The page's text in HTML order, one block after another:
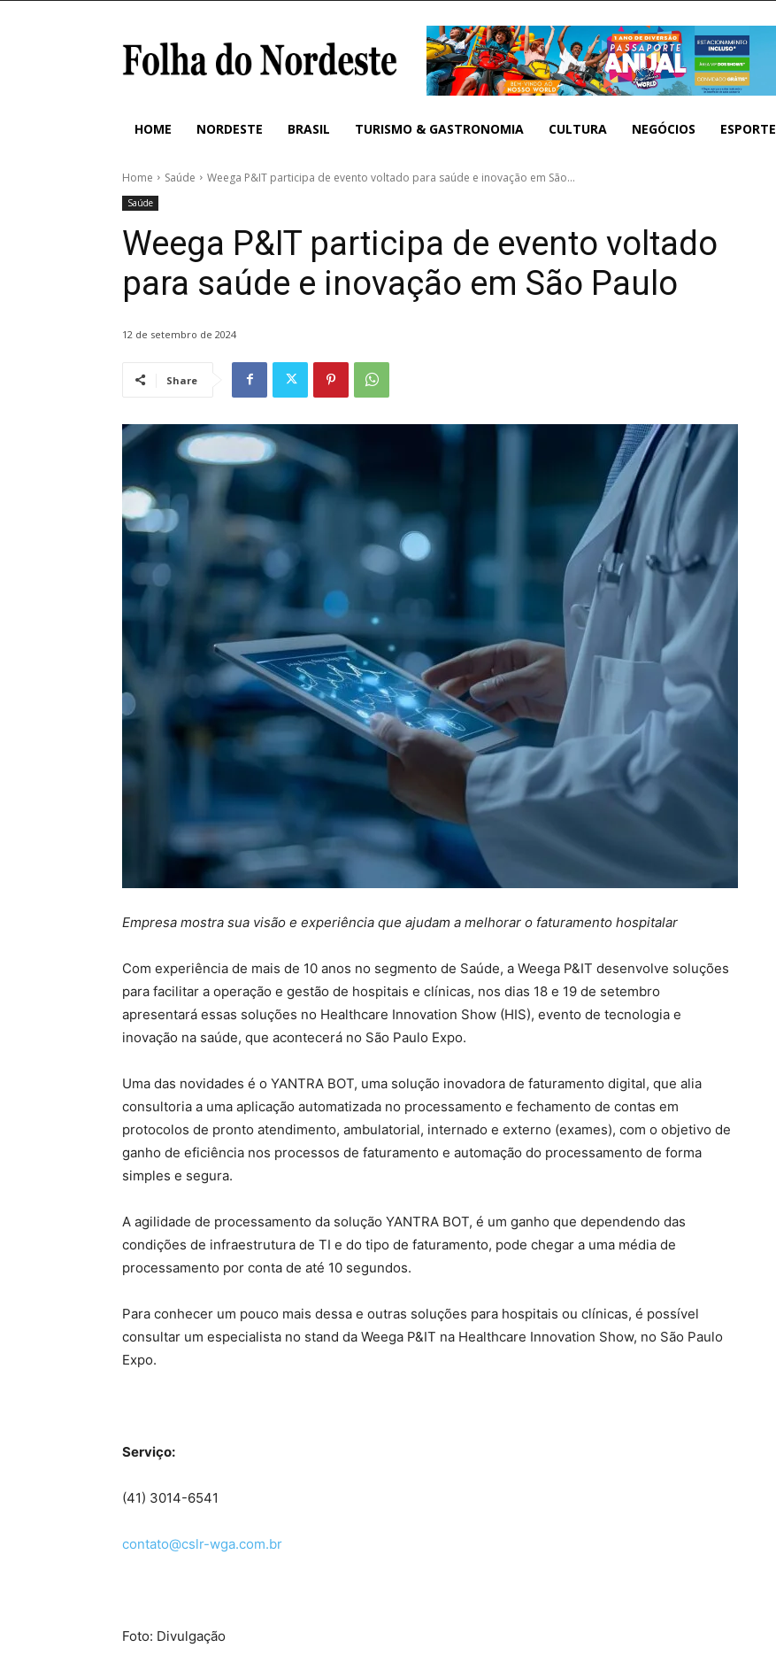
HOME NORDESTE BRASIL TURISMO & GASTRONOMIA CULTURA NEGÓCIOS ESPORTE
Home Saúde Weega P&IT participa de evento voltado para saúde e inovação em São...
Saúde
Weega P&IT participa de evento voltado
para saúde e inovação em São Paulo
12 de setembro de 2024
Share
Empresa mostra sua visão e experiência que ajudam a melhorar o faturamento hospitalar
Com experiência de mais de 10 anos no segmento de Saúde, a Weega P&IT desenvolve soluções
para facilitar a operação e gestão de hospitais e clínicas, nos dias 18 e 19 de setembro
apresentará essas soluções no Healthcare Innovation Show (HIS), evento de tecnologia e
inovação na saúde, que acontecerá no São Paulo Expo.
Uma das novidades é o YANTRA BOT, uma solução inovadora de faturamento digital, que alia
consultoria a uma aplicação automatizada no processamento e fechamento de contas em
protocolos de pronto atendimento, ambulatorial, internado e externo (exames), com o objetivo de
ganho de eficiência nos processos de faturamento e automação do processamento de forma
simples e segura.
A agilidade de processamento da solução YANTRA BOT, é um ganho que dependendo das
condições de infraestrutura de TI e do tipo de faturamento, pode chegar a uma média de
processamento por conta de até 10 segundos.
Para conhecer um pouco mais dessa e outras soluções para hospitais ou clínicas, é possível
consultar um especialista no stand da Weega P&IT na Healthcare Innovation Show, no São Paulo
Expo.
Serviço:
(41) 3014-6541
contato@cslr-wga.com.br
Foto: Divulgação